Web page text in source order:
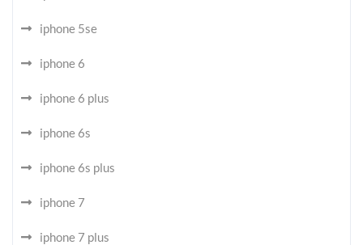
iphone 5se
iphone 6
iphone 6 plus
iphone 6s
iphone 6s plus
iphone 7
iphone 7 plus